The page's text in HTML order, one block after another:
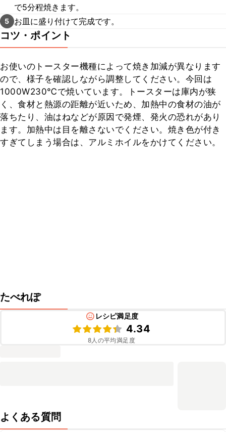
で5分程焼きます。
5 お皿に盛り付けて完成です。
コツ・ポイント
お使いのトースター機種によって焼き加減が異なります
ので、様子を確認しながら調整してください。今回は
1000W230℃で焼いています。トースターは庫内が狭
く、食材と熱源の距離が近いため、加熱中の食材の油が
落ちたり、油はねなどが原因で発煙、発火の恐れがあり
ます。加熱中は目を離さないでください。焼き色が付き
すぎてしまう場合は、アルミホイルをかけてください。
たべれぽ
レシピ満足度
4.34
8人の平均満足度
よくある質問